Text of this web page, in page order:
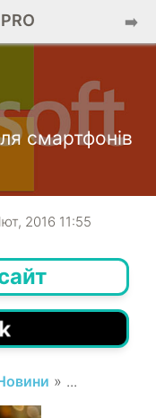
➡️
смартфонів
2016 11:55
» ...